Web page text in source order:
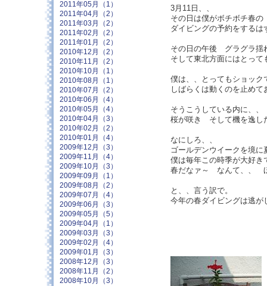
3月11日、、
その日は僕がボチボチ春の
ダイビングの予約をするは
その日の午後 グラグラ
そして東北方面にはとっ
僕は、、とってもショッ
しばらくは動くのを止め
そうこうしている内に、、
桜が咲き そして機を逸し
なにしろ、、
ゴールデンウイークを境
僕は毎年この時季が大好き
春だなァ～ なんて、、
と、、言う訳で。
今年の春ダイビングは逃が
2011年05月（1）
2011年04月（2）
2011年03月（2）
2011年02月（2）
2011年01月（2）
2010年12月（2）
2010年11月（2）
2010年10月（1）
2010年08月（1）
2010年07月（2）
2010年06月（4）
2010年05月（4）
2010年04月（3）
2010年02月（2）
2010年01月（4）
2009年12月（3）
2009年11月（4）
2009年10月（3）
2009年09月（1）
2009年08月（2）
2009年07月（4）
2009年06月（3）
2009年05月（5）
2009年04月（1）
2009年03月（3）
2009年02月（4）
2009年01月（3）
2008年12月（3）
2008年11月（2）
2008年10月（3）